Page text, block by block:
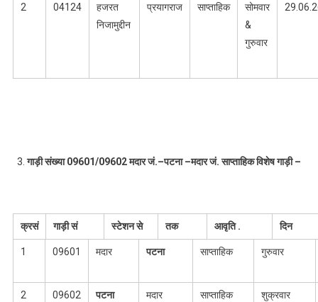
2 04124
हजरत
निजामुद्दीन
प्रयागराज साप्ताहिक
सोमवार
&
गुरुवार
गाड़ी संख्या09601/09602मदार जं.–पटना–मदार जं.साप्ताहिकविशेषगाड़ी–
क्रसं गाड़ी सं स्टेशन से तक आवृति. दिन
1 09601 मदार पटना साप्ताहिक गुरुवार
2 09602 पटना मदार साप्ताहिक शुक्रवार